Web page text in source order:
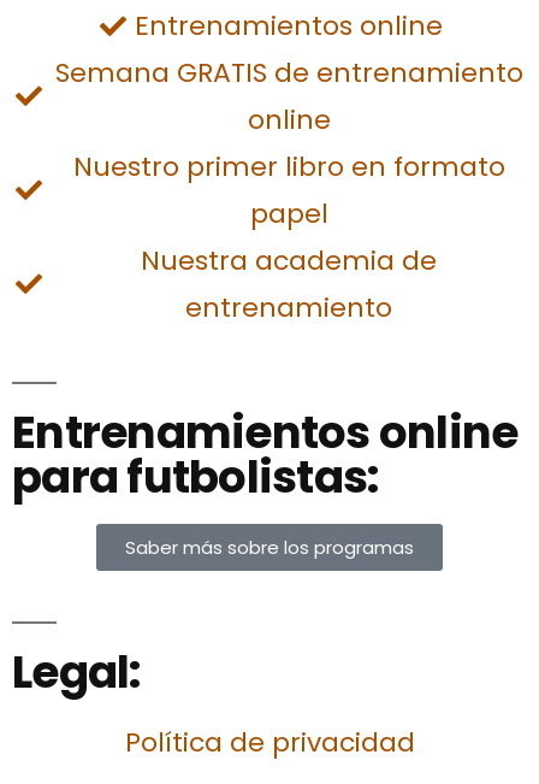
Entrenamientos online
Semana GRATIS de entrenamiento
online
Nuestro primer libro en formato
papel
Nuestra academia de
entrenamiento
Entrenamientos online
para futbolistas:
Saber más sobre los programas
Legal:
Política de privacidad